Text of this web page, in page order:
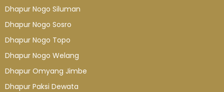
Dhapur Nogo Siluman
Dhapur Nogo Sosro
Dhapur Nogo Topo
Dhapur Nogo Welang
Dhapur Omyang Jimbe
Dhapur Paksi Dewata